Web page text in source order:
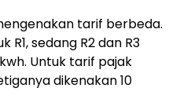
tarif berbeda.
R1, sedang R2 dan R3
Untuk tarif pajak
dikenakan 10